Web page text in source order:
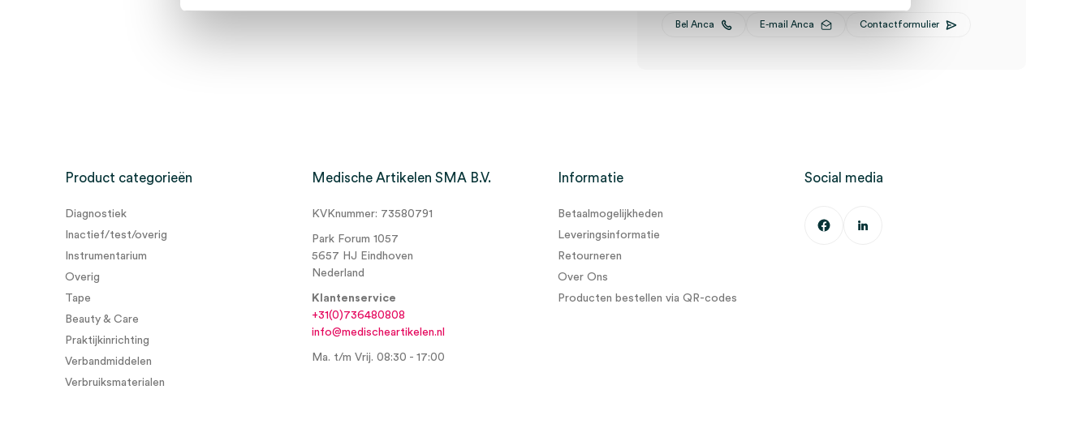
Bel Anca E-mail Anca Contactformulier
Product categorieën
Diagnostiek
Inactief/test/overig
Instrumentarium
Overig
Tape
Beauty & Care
Praktijkinrichting
Verbandmiddelen
Verbruiksmaterialen
Medische Artikelen SMA B.V.
KVKnummer: 73580791
Park Forum 1057
5657 HJ Eindhoven
Nederland
Klantenservice
+31(0)736480808
info@medischeartikelen.nl
Ma. t/m Vrij. 08:30 - 17:00
Informatie
Betaalmogelijkheden
Leveringsinformatie
Retourneren
Over Ons
Producten bestellen via QR-codes
Social media